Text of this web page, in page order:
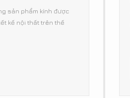
sản phẩm kính được
kế nội thất trên thế